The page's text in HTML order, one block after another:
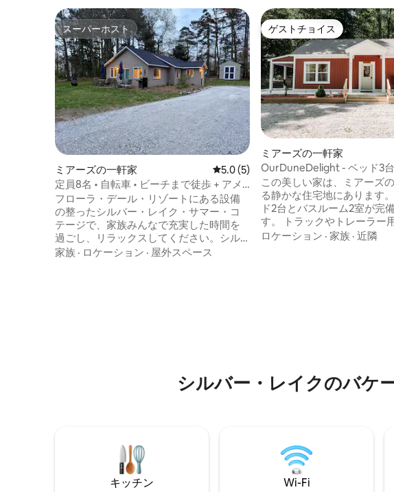
スーパーホスト
スーパーホスト
ミアーズの一軒家 レビュー5件、5つ星中5.0つ星の平均
5.0 (5)
定員8名 • 自転車 • ビーチまで徒歩 + アメ
ニティ・設備
フローラ・デール・リゾートにある設備
の整ったシルバー・レイク・サマー・コ
テージで、家族みんなで充実した時間を
過ごし、リラックスしてください。シル
バーレイクのプライベートビーチへは徒
ら数分、町にも近いです。長い私道はト
レーラー付きの車に対応しています。
家族 · ロケーション · 屋外スペース
ゲストチョイス
ゲストチョイス
ミアーズの一軒家
OurDuneDelight - ベッド3台
2室| 駐車場| 清潔
この美しい家は、ミアーズ
る静かな住宅地にあります
ド2台とバスルーム2室が完
す。 トラックやトレーラー
ースはたくさんあります！
ロケーション · 家族 · 近隣
シルバー・レイクのバケ
キッチン Wi-Fi